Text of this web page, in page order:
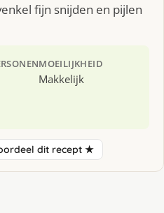
fijn snijden en pijlen
MOEILIJKHEID
Makkelijk
dit recept ★